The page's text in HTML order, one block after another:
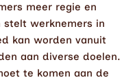
meer regie en
stelt werknemers in
kan worden vanuit
aan diverse doelen.
te komen aan de